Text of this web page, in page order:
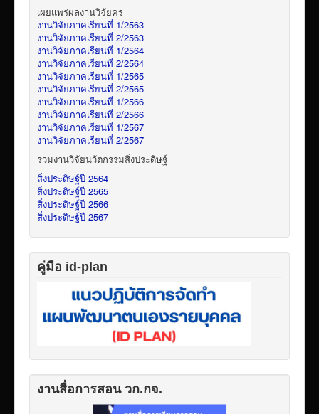
เผยแพร่ผลงานวิจัยคร
งานวิจัยภาคเรียนที่ 1/2563
งานวิจัยภาคเรียนที่ 2/2563
งานวิจัยภาคเรียนที่ 1/2564
งานวิจัยภาคเรียนที่ 2/2564
งานวิจัยภาคเรียนที่ 1/2565
งานวิจัยภาคเรียนที่ 2/2565
งานวิจัยภาคเรียนที่ 1/2566
งานวิจัยภาคเรียนที่ 2/2566
งานวิจัยภาคเรียนที่ 1/2567
งานวิจัยภาคเรียนที่ 2/2567
รวมงานวิจัยนวัตกรรมสิ่งประดิษฐ์
สิ่งประดิษฐ์ปี 2564
สิ่งประดิษฐ์ปี 2565
สิ่งประดิษฐ์ปี 2566
สิ่งประดิษฐ์ปี 2567
คู่มือ id-plan
งานสื่อการสอน วก.กจ.